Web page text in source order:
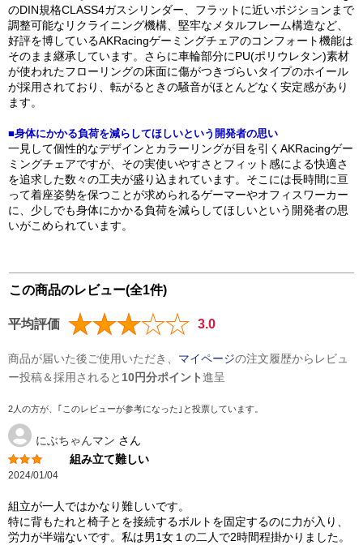
のDIN規格CLASS4ガスシリンダー、フラットに近いポジションまで
調整可能なリクライニング機構、堅牢なメタルフレーム構造など、
好評を博しているAKRacingゲーミングチェアのコンフォート機能は
そのまま継承しています。さらに車輪部分にPU(ポリウレタン)素材
が使われたフローリングの床面に傷がつきづらいタイプのホイール
が採用されており、転がるときの騒音がほとんどなく安定感があり
ます。
■身体にかかる負荷を減らしてほしいという開発者の思い
一見して個性的なデザインとカラーリングが目を引くAKRacingゲー
ミングチェアですが、その実使いやすさとフィット感による快適さ
を追求した数々の工夫が盛り込まれています。そこには長時間に亘
って着座姿勢を保つことが求められるゲーマーやオフィスワーカー
に、少しでも身体にかかる負荷を減らしてほしいという開発者の思
いがこめられています。
この商品のレビュー(全1件)
平均評価 3.0
商品が届いた後ご使用いただき、 マイページの注文履歴からレビュ
ー投稿＆採用されると 10円分ポイント進呈
2人の方が、｢このレビューが参考になった｣と投票しています。
にぶちゃんマン さん
組み立て難しい
2024/01/04
組立が一人ではかなり難しいです。
特に背もたれと椅子とを接続するボルトを固定するのに力が入り、
労力が半端ないです。私は男1女１の二人で2時間程掛かりました。